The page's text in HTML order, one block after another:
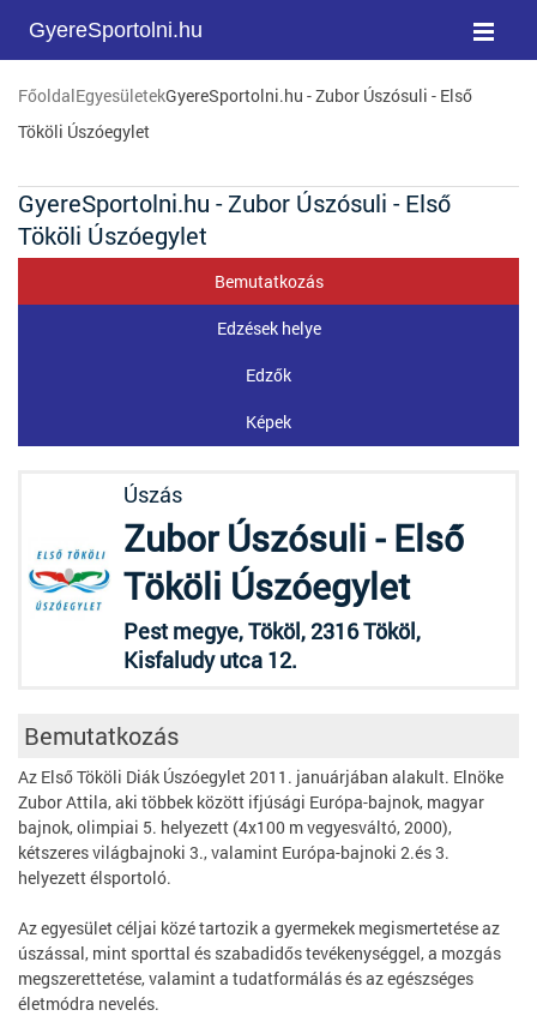
GyereSportolni.hu
FőoldalEgyesületekGyereSportolni.hu - Zubor Úszósuli - Első
Tököli Úszóegylet
GyereSportolni.hu - Zubor Úszósuli - Első
Tököli Úszóegylet
Bemutatkozás
Edzések helye
Edzők
Képek
Úszás
Zubor Úszósuli - Első
Tököli Úszóegylet
Pest megye, Tököl, 2316 Tököl,
Kisfaludy utca 12.
Bemutatkozás
Az Első Tököli Diák Úszóegylet 2011. januárjában alakult. Elnöke
Zubor Attila, aki többek között ifjúsági Európa-bajnok, magyar
bajnok, olimpiai 5. helyezett (4x100 m vegyesváltó, 2000),
kétszeres világbajnoki 3., valamint Európa-bajnoki 2.és 3.
helyezett élsportoló.
Az egyesület céljai közé tartozik a gyermekek megismertetése az
úszással, mint sporttal és szabadidős tevékenységgel, a mozgás
megszerettetése, valamint a tudatformálás és az egészséges
életmódra nevelés.